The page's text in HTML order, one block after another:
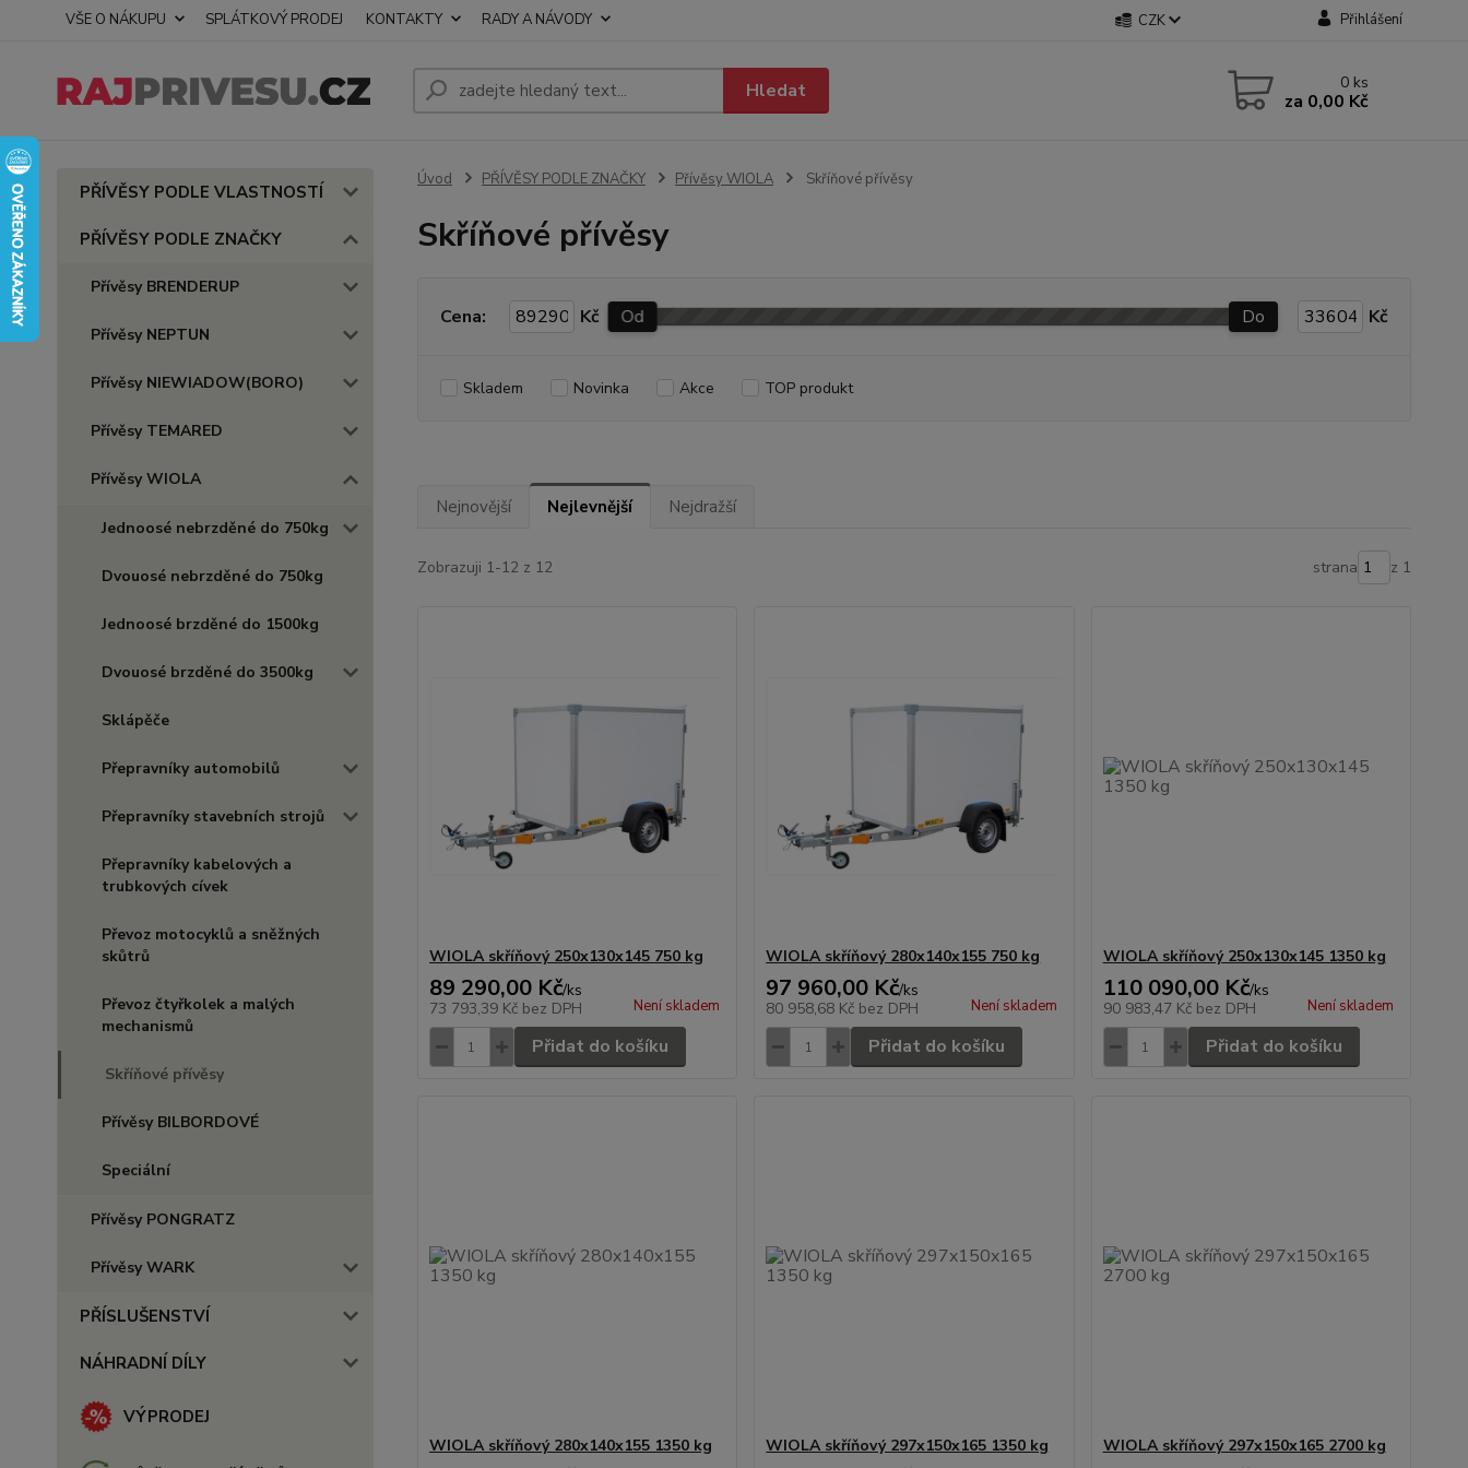
VŠE O NÁKUPU SPLÁTKOVÝ PRODEJ KONTAKTY RADY A NÁVODY CZK Přihlášení
Hledat 0 ks
za 0,00 Kč
PŘÍVĚSY PODLE VLASTNOSTÍ
PŘÍVĚSY PODLE ZNAČKY
Přívěsy BRENDERUP
Přívěsy NEPTUN
Přívěsy NIEWIADOW(BORO)
Přívěsy TEMARED
Přívěsy WIOLA
Jednoosé nebrzděné do 750kg
Dvouosé nebrzděné do 750kg
Jednoosé brzděné do 1500kg
Dvouosé brzděné do 3500kg
Sklápěče
Přepravníky automobilů
Přepravníky stavebních strojů
Přepravníky kabelových a
trubkových cívek
Převoz motocyklů a sněžných
skůtrů
Převoz čtyřkolek a malých
mechanismů
Skříňové přívěsy
Přívěsy BILBORDOVÉ
Speciální
Přívěsy PONGRATZ
Přívěsy WARK
PŘÍSLUŠENSTVÍ
NÁHRADNÍ DÍLY
VÝPRODEJ
Úvod PŘÍVĚSY PODLE ZNAČKY Přívěsy WIOLA Skříňové přívěsy
Skříňové přívěsy
Cena: Kč Od Do Kč
Skladem Novinka Akce TOP produkt
Nejnovější Nejlevnější Nejdražší
Zobrazuji 1-12 z 12 strana z 1
WIOLA skříňový 250x130x145 750 kg
89 290,00 Kč/ks
73 793,39 Kč bez DPH Není skladem
Přidat do košíku
WIOLA skříňový 280x140x155 750 kg
97 960,00 Kč/ks
80 958,68 Kč bez DPH Není skladem
Přidat do košíku
WIOLA skříňový 250x130x145 1350 kg
110 090,00 Kč/ks
90 983,47 Kč bez DPH Není skladem
Přidat do košíku
WIOLA skříňový 280x140x155 1350 kg WIOLA skříňový 297x150x165 1350 kg WIOLA skříňový 297x150x165 2700 kg